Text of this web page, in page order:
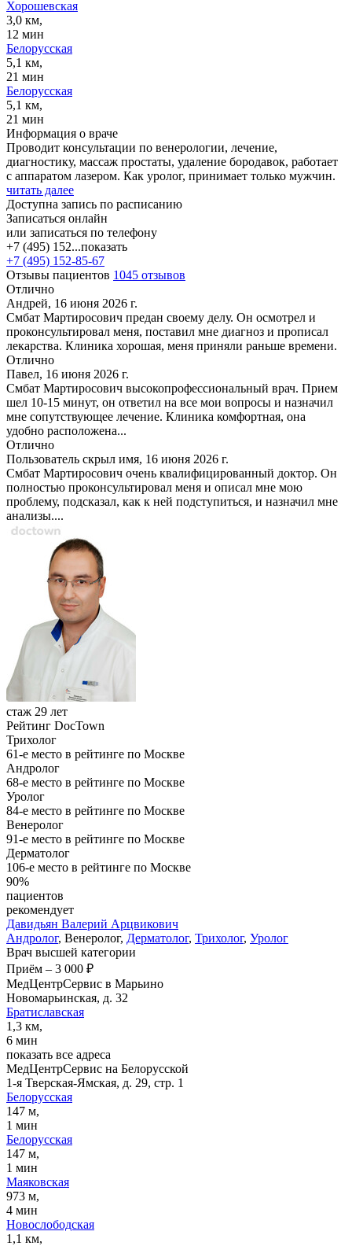
Хорошевская
3,0 км,
12 мин
Белорусская
5,1 км,
21 мин
Белорусская
5,1 км,
21 мин
Информация о враче
Проводит консультации по венерологии, лечение,
диагностику, массаж простаты, удаление бородавок, работает
с аппаратом лазером. Как уролог, принимает только мужчин.
читать далее
Доступна запись по расписанию
Записаться онлайн
или записаться по телефону
+7 (495) 152...показать
+7 (495) 152-85-67
Отзывы пациентов 1045 отзывов
Отлично
Андрей, 16 июня 2026 г.
Смбат Мартиросович предан своему делу. Он осмотрел и
проконсультировал меня, поставил мне диагноз и прописал
лекарства. Клиника хорошая, меня приняли раньше времени.
Отлично
Павел, 16 июня 2026 г.
Смбат Мартиросович высокопрофессиональный врач. Прием
шел 10-15 минут, он ответил на все мои вопросы и назначил
мне сопутствующее лечение. Клиника комфортная, она
удобно расположена...
Отлично
Пользователь скрыл имя, 16 июня 2026 г.
Смбат Мартиросович очень квалифицированный доктор. Он
полностью проконсультировал меня и описал мне мою
проблему, подсказал, как к ней подступиться, и назначил мне
анализы....
стаж 29 лет
Рейтинг DocTown
Трихолог
61-е место в рейтинге по Москве
Андролог
68-е место в рейтинге по Москве
Уролог
84-е место в рейтинге по Москве
Венеролог
91-е место в рейтинге по Москве
Дерматолог
106-е место в рейтинге по Москве
90%
пациентов
рекомендует
Давидьян Валерий Арцвикович
Андролог, Венеролог, Дерматолог, Трихолог, Уролог
Врач высшей категории
Приём – 3 000 ₽
МедЦентрСервис в Марьино
Новомарьинская, д. 32
Братиславская
1,3 км,
6 мин
показать все адреса
МедЦентрСервис на Белорусской
1-я Тверская-Ямская, д. 29, стр. 1
Белорусская
147 м,
1 мин
Белорусская
147 м,
1 мин
Маяковская
973 м,
4 мин
Новослободская
1,1 км,